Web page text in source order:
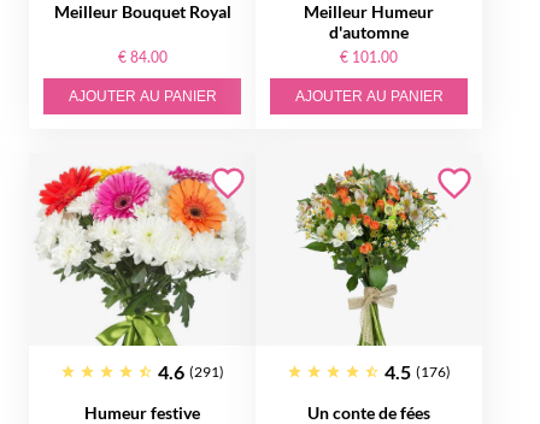
Meilleur Bouquet Royal
€ 84.00
AJOUTER AU PANIER
Meilleur Humeur
d'automne
€ 101.00
AJOUTER AU PANIER
4.6 (291)
Humeur festive
4.5 (176)
Un conte de fées